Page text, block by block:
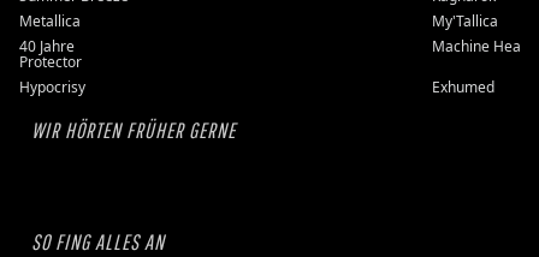
Metallica
My'Tallica
40 Jahre
Protector
Machine Head
Hypocrisy
Exhumed
WIR HÖRTEN FRÜHER GERNE
SO FING ALLES AN